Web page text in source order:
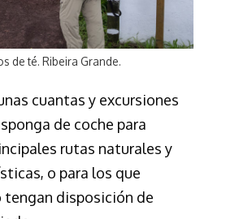
de té. Ribeira Grande.
cuantas y excursiones
de coche para
rutas naturales y
o para los que
tengan disposición de